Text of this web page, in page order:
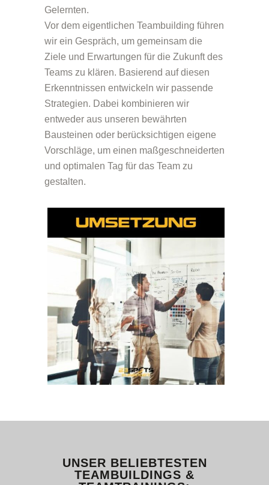
Gelernten.
Vor dem eigentlichen Teambuilding führen
wir ein Gespräch, um gemeinsam die
Ziele und Erwartungen für die Zukunft des
Teams zu klären. Basierend auf diesen
Erkenntnissen entwickeln wir passende
Strategien. Dabei kombinieren wir
entweder aus unseren bewährten
Bausteinen oder berücksichtigen eigene
Vorschläge, um einen maßgeschneiderten
und optimalen Tag für das Team zu
gestalten.
UNSER BELIEBTESTEN
TEAMBUILDINGS &